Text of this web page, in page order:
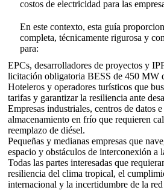
costos de electricidad para las
En este contexto, esta guía
completa, técnicamente rigurosa y
para:
EPCs, desarrolladores de proyectos y
licitación obligatoria BESS de 450 MW
Hoteleros y operadores turísticos que
tarifas y garantizar la resiliencia ante
Empresas industriales, centros de datos
almacenamiento en frío que requieren
reemplazo de diésel.
Pequeñas y medianas empresas que
espacio y obstáculos de interconexión a
Todas las partes interesadas que
resiliencia del clima tropical, el
internacional y la incertidumbre de la